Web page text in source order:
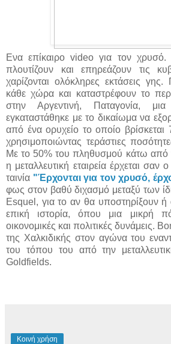
Eνα επίκαιρο video για τον
πλουτίζουν και επηρεάζουν τις
χαρίζονται ολόκληρες εκτάσεις
κάθε χώρα και καταστρέφουν το
στην Αργεντινή, Παταγονία, μια
εγκαταστάθηκε με το δικαίωμα να
από ένα ορυχείο το οποίο
χρησιμοποιώντας τεράστιες
Με το 50% του πληθυσμού κάτω από
η μεταλλευτική εταιρεία έρχεται
ταινία "Έρχονται για τον χρυσό,
φως στον βαθύ διχασμό μεταξύ των
Esquel, για το αν θα υποστηρίξουν ή
επική ιστορία, όπου μια μικρή
οικονομικές και πολιτικές δυνάμεις.
της Χαλκιδικής στον αγώνα του
του τόπου του από την
Goldfields.
Κοινή χρήση